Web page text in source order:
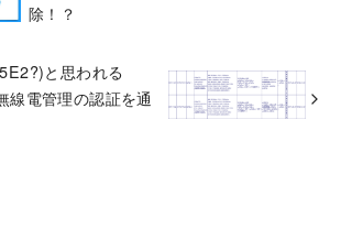
除！？
と思われる
線電管理の認証を通